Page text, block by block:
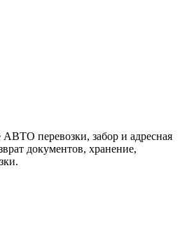
перевозки, забор и адресная
документов, хранение,